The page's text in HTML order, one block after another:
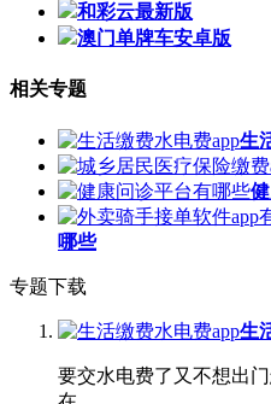
和彩云最新版
澳门单牌车安卓版
相关专题
生
哪些
专题下载
生
要交水电费了又不想出